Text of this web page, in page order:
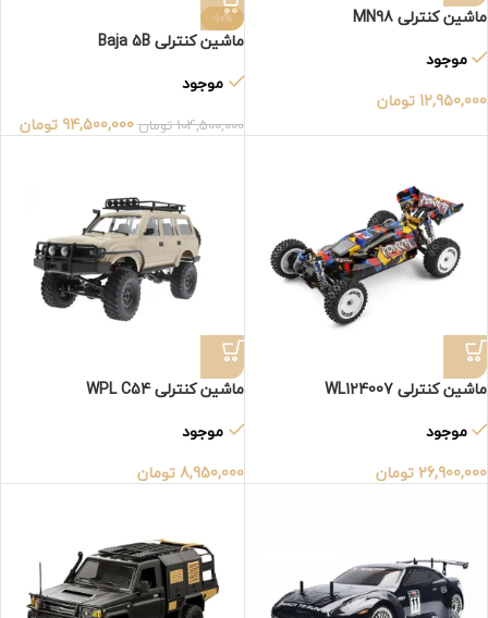
ماشین کنترلی MN98
موجود
12,950,000 تومان
-10%
ماشین کنترلی Baja 5B
موجود
104,500,000تومان94,500,000 تومان
ماشین کنترلی WL124007
موجود
26,900,000 تومان
ماشین کنترلی WPL C54
موجود
8,950,000تومان